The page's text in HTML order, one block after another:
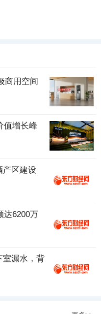
商用空间
值增长峰
产区建设
达6200万
室漏水，背